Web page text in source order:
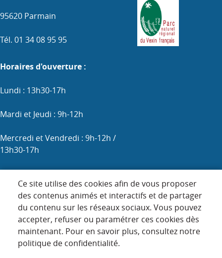
Ce site utilise des cookies afin de vous proposer
des contenus animés et interactifs et de partager
du contenu sur les réseaux sociaux. Vous pouvez
accepter, refuser ou paramétrer ces cookies dès
maintenant. Pour en savoir plus, consultez notre
politique de confidentialité.
95620 Parmain
Tél. 01 34 08 95 95
Horaires d'ouverture :
Lundi : 13h30-17h
Mardi et Jeudi : 9h-12h
Mercredi et Vendredi : 9h-12h /
13h30-17h
Samedi : 9h-12h (les 1er, 3e et 5e)
Menu
Pied
ACCUEIL
PLAN DU SITE